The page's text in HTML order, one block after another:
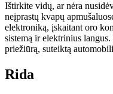
Ištirkite vidų, ar nėra
neįprastų kvapų
elektroniką, įskaitant oro
sistemą ir elektrinius
priežiūrą, suteiktą
Rida